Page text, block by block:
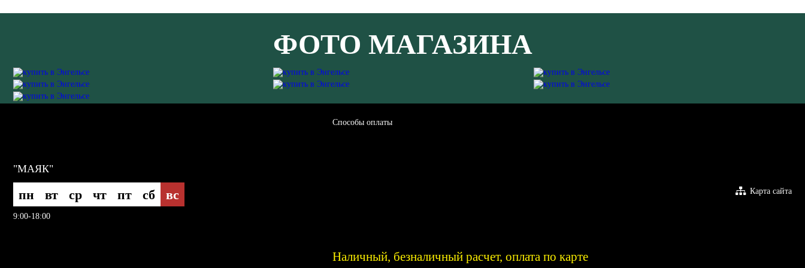
ФОТО МАГАЗИНА
"МАЯК"
пн вт ср чт пт сб вс
9:00-18:00
Способы оплаты
Наличный, безналичный расчет, оплата по карте
Карта сайта